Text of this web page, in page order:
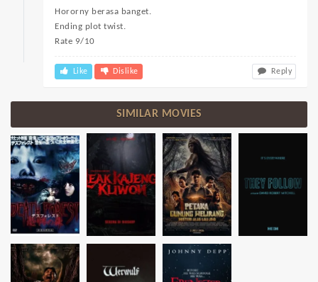
Hororny berasa banget.
Ending plot twist.
Rate 9/10
Like Dislike Reply
SIMILAR MOVIES